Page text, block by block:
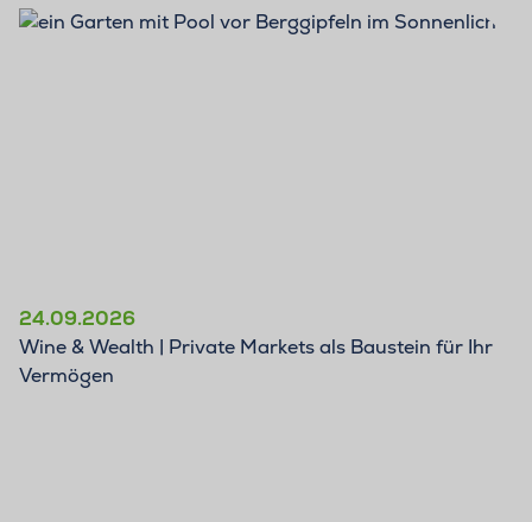
24.09.2026
Wine & Wealth | Private Markets als Baustein für Ihr
Vermögen